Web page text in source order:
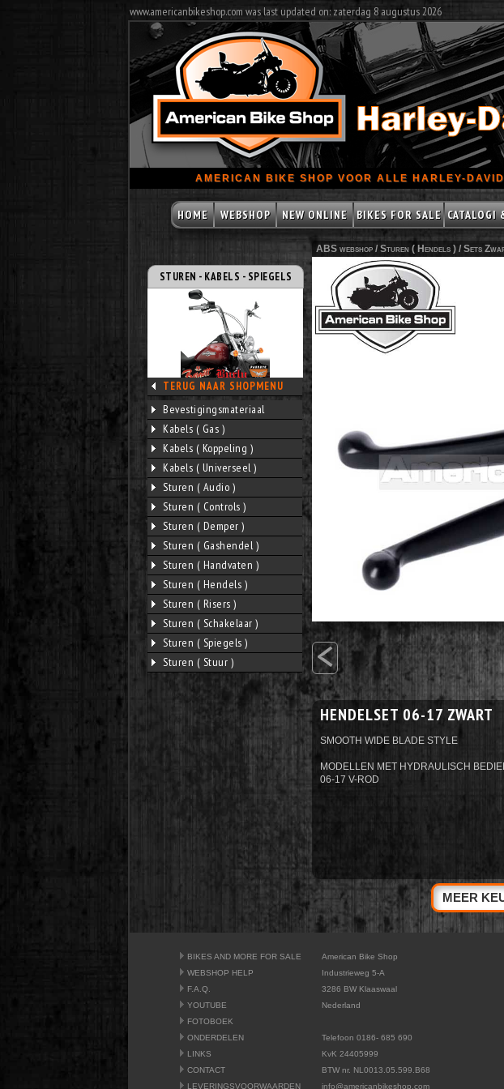
www.americanbikeshop.com was last updated on: zaterdag 8 augustus 2026
AMERICAN BIKE SHOP VOOR ALLE HARLEY-
HOME WEBSHOP NEW ONLINE BIKES FOR SALE CATALOGI
STUREN - KABELS - SPIEGELS
TERUG NAAR SHOPMENU
Bevestigingsmateriaal
Kabels ( Gas )
Kabels ( Koppeling )
Kabels ( Universeel )
Sturen ( Audio )
Sturen ( Controls )
Sturen ( Demper )
Sturen ( Gashendel )
Sturen ( Handvaten )
Sturen ( Hendels )
Sturen ( Risers )
Sturen ( Schakelaar )
Sturen ( Spiegels )
Sturen ( Stuur )
ABS webshop / Sturen ( Hendels ) / Sets
<
HENDELSET 06-17 ZWART
SMOOTH WIDE BLADE STYLE
MODELLEN MET HYDRAULISCH
06-17 V-ROD
MEER
BIKES AND MORE FOR SALE
WEBSHOP HELP
F.A.Q.
YOUTUBE
FOTOBOEK
ONDERDELEN
LINKS
CONTACT
LEVERINGSVOORWAARDEN
American Bike Shop
Industrieweg 5-A
3286 BW Klaaswaal
Nederland
Telefoon 0186- 685 690
KvK 24405999
BTW nr. NL0013.05.599.B68
info@americanbikeshop.com